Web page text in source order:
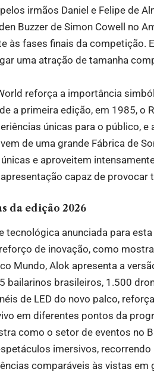
irmãos Daniel e Felipe de
Buzzer de Simon Cowell no
às fases finais da competição.
uma atração de tamanha
reforça a importância
a primeira edição, em 1985, o
únicas para o público, e
de uma grande Fábrica de
e aproveitem
capaz de
da edição 2026
tecnológica anunciada para
de inovação, como
Mundo, Alok apresenta a
bailarinos brasileiros, 1.500
de LED do novo palco,
em diferentes pontos da
como o setor de eventos no
imersivos,
comparáveis às vistas